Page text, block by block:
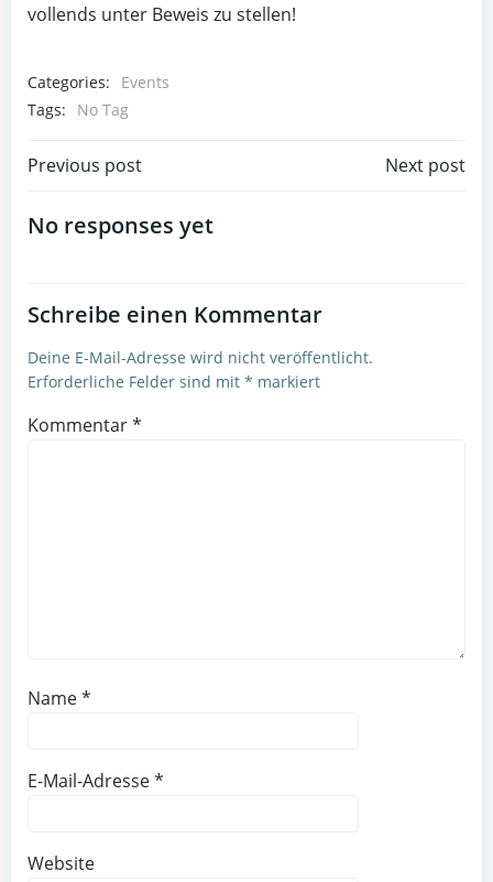
vollends unter Beweis zu stellen!
Categories:
Events
Tags:
No Tag
Post
navigation
Previous post Next post
No responses yet
Schreibe einen Kommentar
Deine E-Mail-Adresse wird nicht veröffentlicht.
Erforderliche Felder sind mit * markiert
Kommentar*
Name*
E-Mail-Adresse*
Website